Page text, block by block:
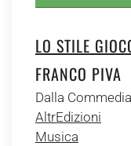
LO STILE
FRANCO PIVA
Dalla
AltrEdizioni
Musica